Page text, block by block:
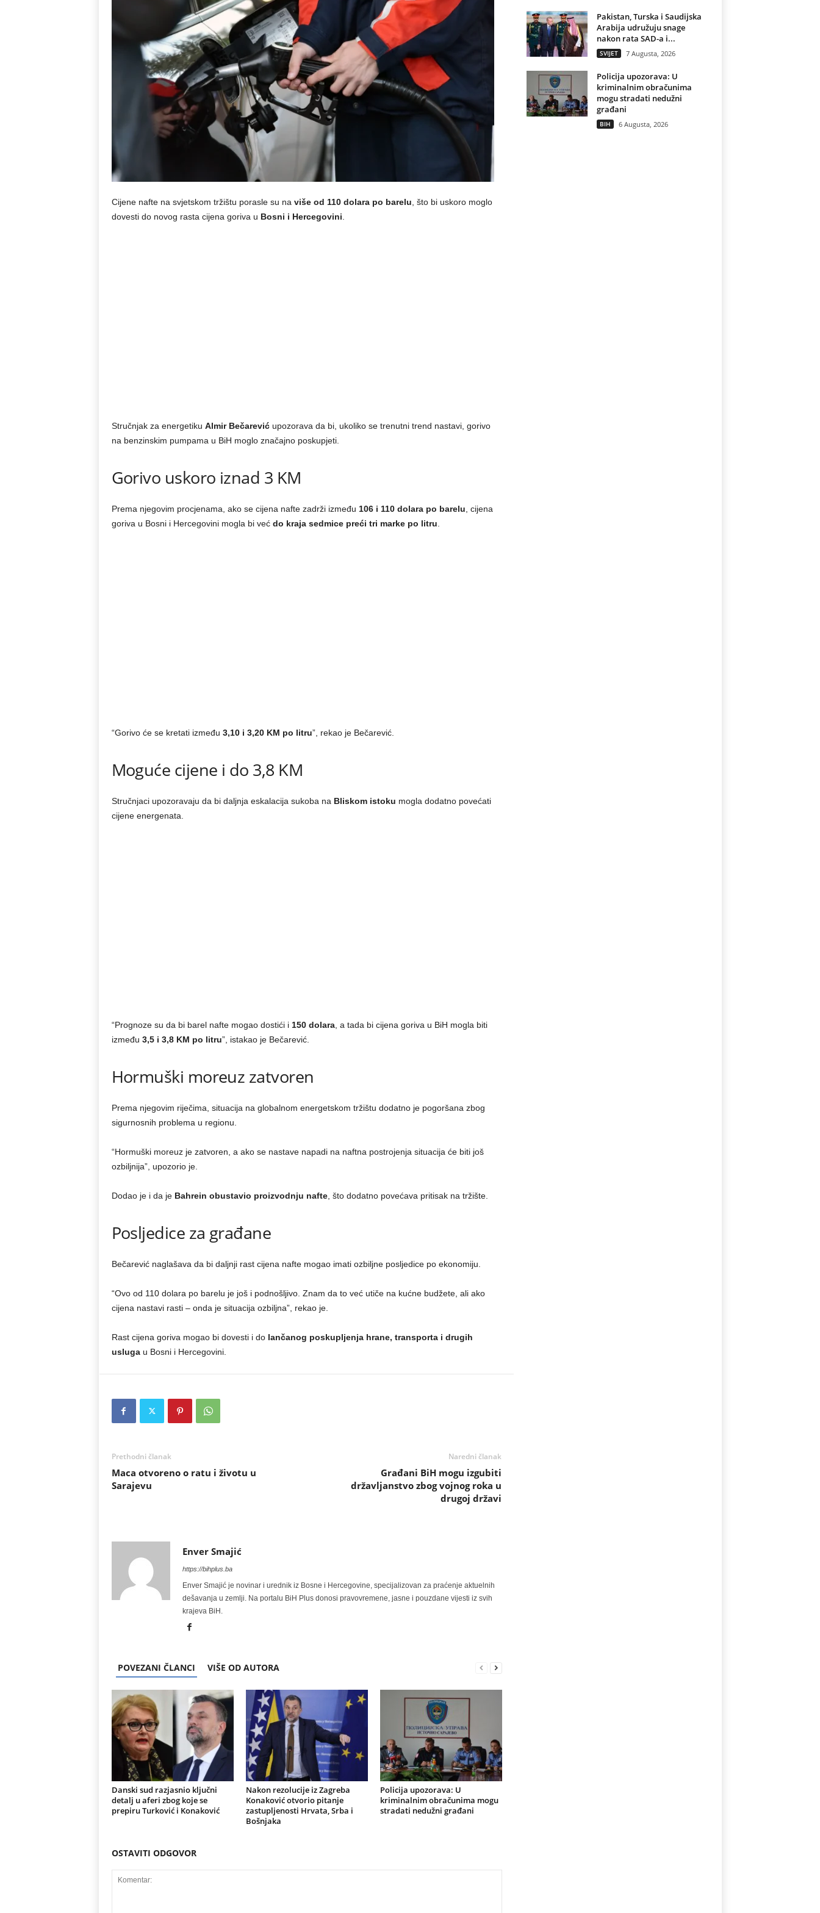
Cijene nafte na svjetskom tržištu porasle su na više od 110 dolara po barelu , što bi uskoro moglo
dovesti do novog rasta cijena goriva u Bosni i Hercegovini
Stručnjak za energetiku Almir Bečarevićupozorava da bi, ukoliko se trenutni trend nastavi, gorivo
na benzinskim pumpama u BiH moglo značajno poskupjeti.
Gorivo uskoro iznad 3 KM
Prema njegovim procjenama, ako se cijena nafte zadrži između 106 i 110 dolara po barelu , cijena
goriva u Bosni i Hercegovini mogla bi već do kraja sedmice preći tri marke po litru
“Gorivo će se kretati između 3,10 i 3,20 KM po litru”, rekao je Bečarević.
Moguće cijene i do 3,8 KM
Stručnjaci upozoravaju da bi daljnja eskalacija sukoba na Bliskom istoku mogla dodatno povećati
cijene energenata.
“Prognoze su da bi barel nafte mogao dostići i 150 dolara, a tada bi cijena goriva u BiH mogla biti
između 3,5 i 3,8 KM po litru”, istakao je Bečarević.
Hormuški moreuz zatvoren
Prema njegovim riječima, situacija na globalnom energetskom tržištu dodatno je pogoršana zbog
sigurnosnih problema u regionu.
“Hormuški moreuz je zatvoren, a ako se nastave napadi na naftna postrojenja situacija će biti još
ozbiljnija”, upozorio je.
Dodao je i da je Bahrein obustavio proizvodnju nafte, što dodatno povećava pritisak na tržište.
Posljedice za građane
Bečarević naglašava da bi daljnji rast cijena nafte mogao imati ozbiljne posljedice po ekonomiju.
“Ovo od 110 dolara po barelu je još i podnošljivo. Znam da to već utiče na kućne budžete, ali ako
cijena nastavi rasti – onda je situacija ozbiljna”, rekao je.
Rast cijena goriva mogao bi dovesti i do lančanog poskupljenja hrane, transporta i drugih
uslugau Bosni i Hercegovini.
Prethodni članak
Maca otvoreno o ratu i životu u
Sarajevu
Naredni članak
Građani BiH mogu izgubiti
državljanstvo zbog vojnog roka u
drugoj državi
Enver Smajić
https://bihplus.ba
Enver Smajić je novinar i urednik iz Bosne i Hercegovine, specijalizovan za praćenje aktuelnih
dešavanja u zemlji. Na portalu BiH Plus donosi pravovremene, jasne i pouzdane vijesti iz svih
krajeva BiH.
POVEZANI ČLANCI VIŠE OD AUTORA
Danski sud razjasnio ključni
detalj u aferi zbog koje se
prepiru Turković i Konaković
Nakon rezolucije iz Zagreba
Konaković otvorio pitanje
zastupljenosti Hrvata, Srba i
Bošnjaka
Policija upozorava: U
kriminalnim obračunima mogu
stradati nedužni građani
OSTAVITI ODGOVOR
Pakistan, Turska i Saudijska
Arabija udružuju snage
nakon rata SAD-a i...
SVIJET 7 Augusta, 2026
Policija upozorava: U
kriminalnim obračunima
mogu stradati nedužni
građani
BIH 6 Augusta, 2026